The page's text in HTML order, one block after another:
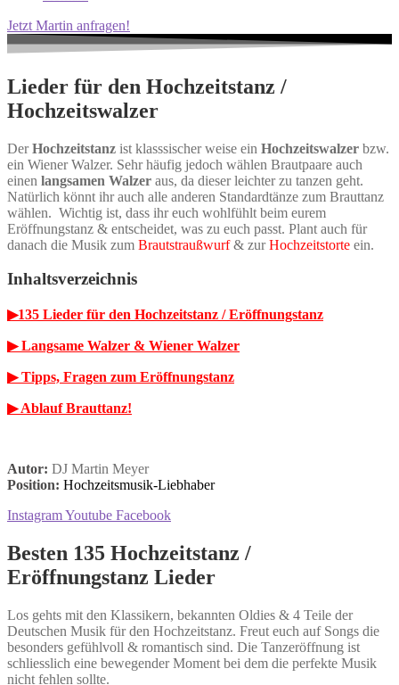
Jetzt Martin anfragen!
Lieder für den Hochzeitstanz /
Hochzeitswalzer
DerHochzeitstanz ist klasssischer weise ein Hochzeitswalzer bzw.
ein Wiener Walzer. Sehr häufig jedoch wählen Brautpaare auch
einen langsamen Walzer aus, da dieser leichter zu tanzen geht.
Natürlich könnt ihr auch alle anderen Standardtänze zum Brauttanz
wählen. Wichtig ist, dass ihr euch wohlfühlt beim eurem
Eröffnungstanz & entscheidet, was zu euch passt. Plant auch für
danach die Musik zum Brautstraußwurf& zurHochzeitstorte ein.
Inhaltsverzeichnis
▶︎135 Lieder für den Hochzeitstanz / Eröffnungstanz
▶︎ Langsame Walzer & Wiener Walzer
▶︎Tipps, Fragen zum Eröffnungstanz
▶︎ Ablauf Brauttanz!
Autor: DJ Martin Meyer
Position: Hochzeitsmusik-Liebhaber
InstagramYoutube Facebook
Besten 135 Hochzeitstanz /
Eröffnungstanz Lieder
Los gehts mit den Klassikern, bekannten Oldies & 4 Teile der
Deutschen Musik für den Hochzeitstanz. Freut euch auf Songs die
besonders gefühlvoll & romantisch sind. Die Tanzeröffnung ist
schliesslich eine bewegender Moment bei dem die perfekte Musik
nicht fehlen sollte.